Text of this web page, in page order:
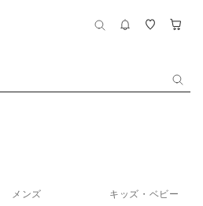
メンズ キッズ・ベビー